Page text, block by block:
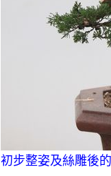
初步整姿及絲雕後